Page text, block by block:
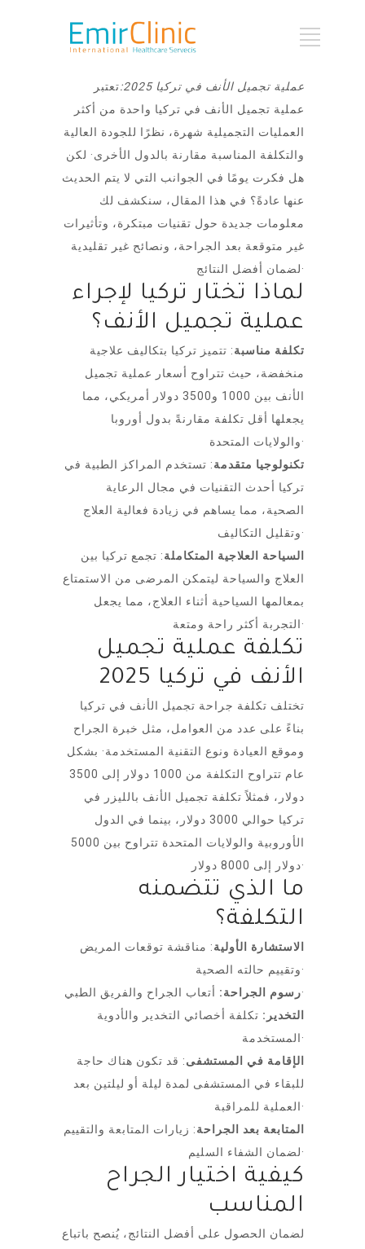
عملية تجميل الأنف في تركيا 2025:
تعتبر
عملية تجميل الأنف في تركيا واحدة من أكثر
العمليات التجميلية شهرة، نظرًا للجودة العالية
والتكلفة المناسبة مقارنة بالدول الأخرى· لكن
هل فكرت يومًا في الجوانب التي لا يتم الحديث
عنها عادةً؟ في هذا المقال، سنكشف لك
معلومات جديدة حول تقنيات مبتكرة، وتأثيرات
غير متوقعة بعد الجراحة، ونصائح غير تقليدية
لضمان أفضل النتائج·
لماذا تختار تركيا لإجراء
عملية تجميل الأنف؟
تكلفة مناسبة: تتميز تركيا بتكاليف علاجية
منخفضة، حيث تتراوح أسعار عملية تجميل
الأنف بين 1000 و3500 دولار أمريكي، مما
يجعلها أقل تكلفة مقارنةً بدول أوروبا
والولايات المتحدة·
تكنولوجيا متقدمة: تستخدم المراكز الطبية في
تركيا أحدث التقنيات في مجال الرعاية
الصحية، مما يساهم في زيادة فعالية العلاج
وتقليل التكاليف·
السياحة العلاجية المتكاملة: تجمع تركيا بين
العلاج والسياحة ليتمكن المرضى من الاستمتاع
بمعالمها السياحية أثناء العلاج، مما يجعل
التجربة أكثر راحة ومتعة·
تكلفة عملية تجميل
الأنف في تركيا 2025
تختلف تكلفة جراحة تجميل الأنف في تركيا
بناءً على عدد من العوامل، مثل خبرة الجراح
وموقع العيادة ونوع التقنية المستخدمة· بشكل
عام تتراوح التكلفة من 1000 دولار إلى 3500
دولار، فمثلاً تكلفة تجميل الأنف بالليزر في
تركيا حوالي 3000 دولار، بينما في الدول
الأوروبية والولايات المتحدة تتراوح بين 5000
دولار إلى 8000 دولار·
ما الذي تتضمنه
التكلفة؟
الاستشارة الأولية: مناقشة توقعات المريض
وتقييم حالته الصحية·
رسوم الجراحة:أتعاب الجراح والفريق الطبي·
التخدير: تكلفة أخصائي التخدير والأدوية
المستخدمة·
الإقامة في المستشفى: قد تكون هناك حاجة
للبقاء في المستشفى لمدة ليلة أو ليلتين بعد
العملية للمراقبة·
المتابعة بعد الجراحة: زيارات المتابعة والتقييم
لضمان الشفاء السليم·
كيفية اختيار الجراح
المناسب
لضمان الحصول على أفضل النتائج، يُنصح باتباع